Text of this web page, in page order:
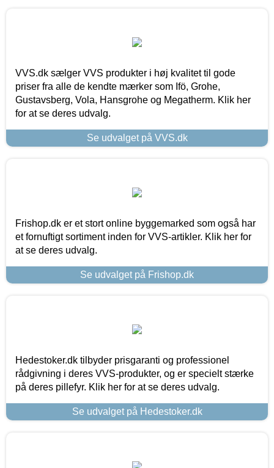
VVS.dk sælger VVS produkter i høj kvalitet til gode
priser fra alle de kendte mærker som Ifö, Grohe,
Gustavsberg, Vola, Hansgrohe og Megatherm. Klik her
for at se deres udvalg.
Se udvalget på VVS.dk
Frishop.dk er et stort online byggemarked som også har
et fornuftigt sortiment inden for VVS-artikler. Klik her for
at se deres udvalg.
Se udvalget på Frishop.dk
Hedestoker.dk tilbyder prisgaranti og professionel
rådgivning i deres VVS-produkter, og er specielt stærke
på deres pillefyr. Klik her for at se deres udvalg.
Se udvalget på Hedestoker.dk